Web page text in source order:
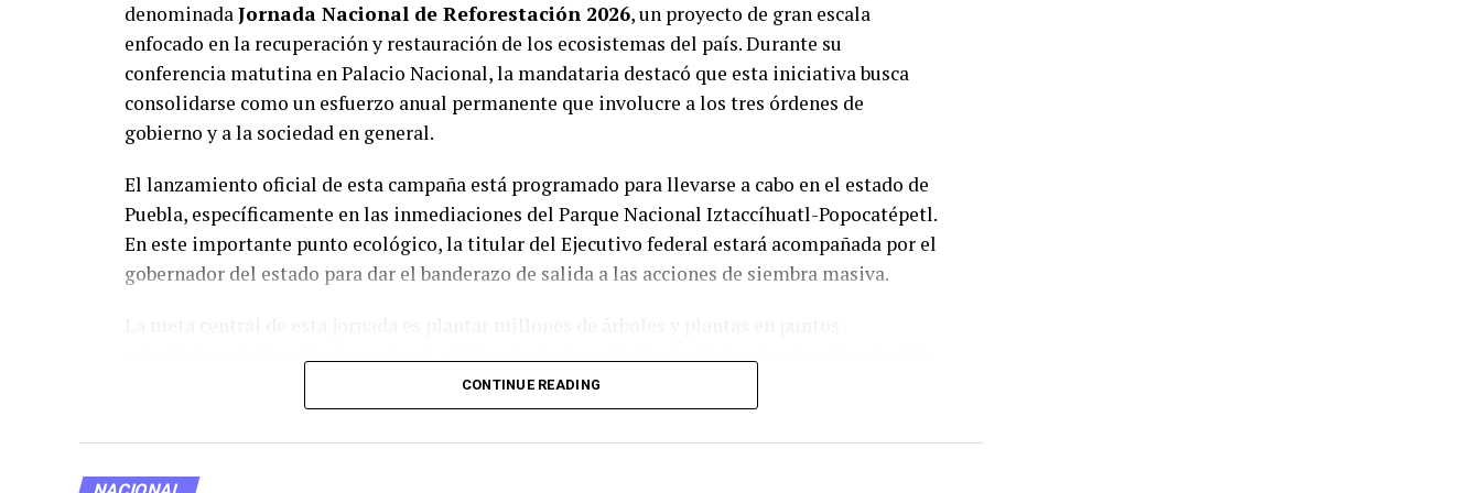
denominadaJornada Nacional de Reforestación 2026, un proyecto de gran escala
enfocado en la recuperación y restauración de los ecosistemas del país. Durante su
conferencia matutina en Palacio Nacional, la mandataria destacó que esta iniciativa busca
consolidarse como un esfuerzo anual permanente que involucre a los tres órdenes de
gobierno y a la sociedad en general.
El lanzamiento oficial de esta campaña está programado para llevarse a cabo en el estado de
Puebla, específicamente en las inmediaciones del Parque Nacional Iztaccíhuatl-Popocatépetl.
En este importante punto ecológico, la titular del Ejecutivo federal estará acompañada por el
gobernador del estado para dar el banderazo de salida a las acciones de siembra masiva.
estratégicos del territorio nacional, utilizando tanto métodos tradicionales de reforestación
como tecnologías avanzadas. Entre las innovaciones anunciadas destaca el uso de drones
especializados para la dispersión de semillas protegidas con sustratos y fertilizantes en
zonas de difícil acceso.
CONTINUE READING